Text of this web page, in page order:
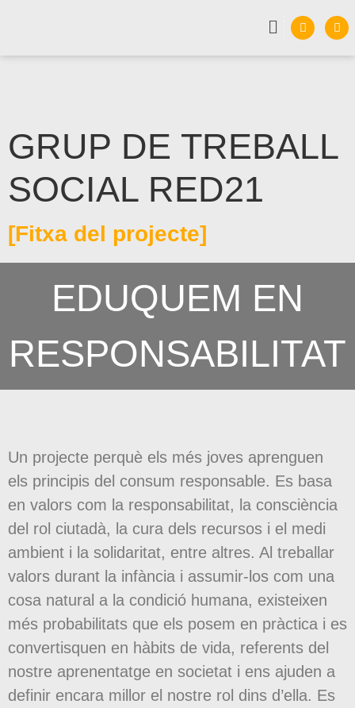
GRUP DE TREBALL
SOCIAL RED21
[Fitxa del projecte]
EDUQUEM EN
RESPONSABILITAT
Un projecte perquè els més joves aprenguen
els principis del consum responsable. Es basa
en valors com la responsabilitat, la consciència
del rol ciutadà, la cura dels recursos i el medi
ambient i la solidaritat, entre altres. Al treballar
valors durant la infància i assumir-los com una
cosa natural a la condició humana, existeixen
més probabilitats que els posem en pràctica i es
convertisquen en hàbits de vida, referents del
nostre aprenentatge en societat i ens ajuden a
definir encara millor el nostre rol dins d’ella. Es